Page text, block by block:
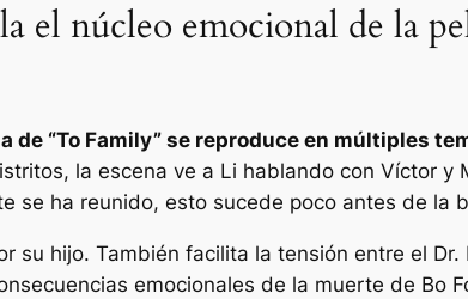
el núcleo emocional de la
de “To Family” se reproduce en múltiples
la escena ve a Li hablando con Víctor y
se ha reunido, esto sucede poco antes de la
su hijo. También facilita la tensión entre el
emocionales de la muerte de Bo